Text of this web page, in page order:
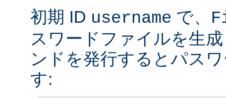
初期 ID username で、
スワードファイルを生
ンドを発行するとパス
す: